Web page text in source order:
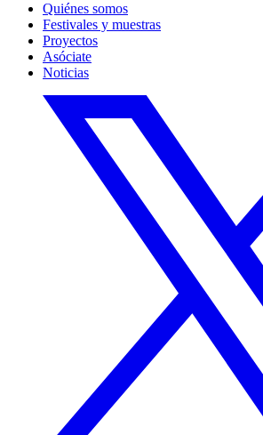
Quiénes somos
Festivales y muestras
Proyectos
Asóciate
Noticias